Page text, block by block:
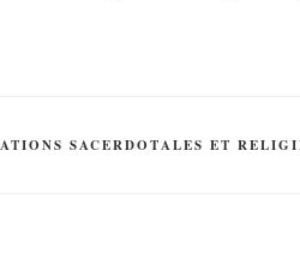
SACERDOTALES ET